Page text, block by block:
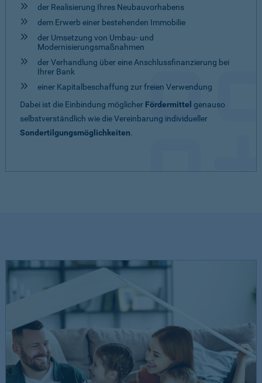
der Realisierung Ihres Neubauvorhabens
dem Erwerb einer bestehenden Immobilie
der Umsetzung von Umbau- und
Modernisierungsmaßnahmen
der Verhandlung über eine Anschlussfinanzierung bei
Ihrer Bank
einer Kapitalbeschaffung zur freien Verwendung
Dabei ist die Einbindung möglicher Fördermittel genauso
selbstverständlich wie die Vereinbarung individueller
Sondertilgungsmöglichkeiten.